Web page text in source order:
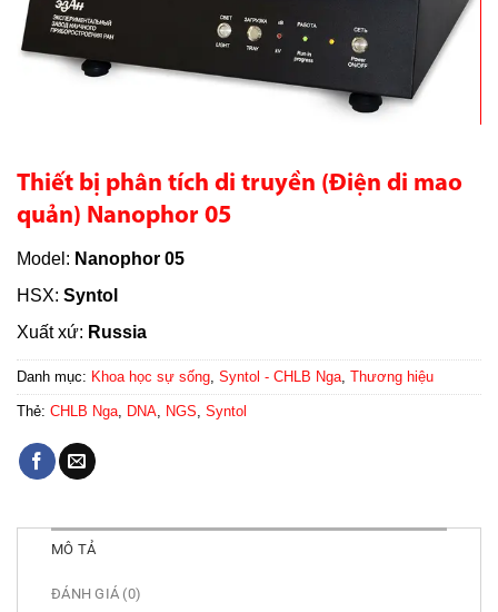
Thiết bị phân tích di truyền (Điện di mao
quản) Nanophor 05
Model: Nanophor 05
HSX: Syntol
Xuất xứ: Russia
Danh mục: Khoa học sự sống, Syntol - CHLB Nga, Thương hiệu
Thẻ: CHLB Nga, DNA, NGS, Syntol
MÔ TẢ
ĐÁNH GIÁ (0)